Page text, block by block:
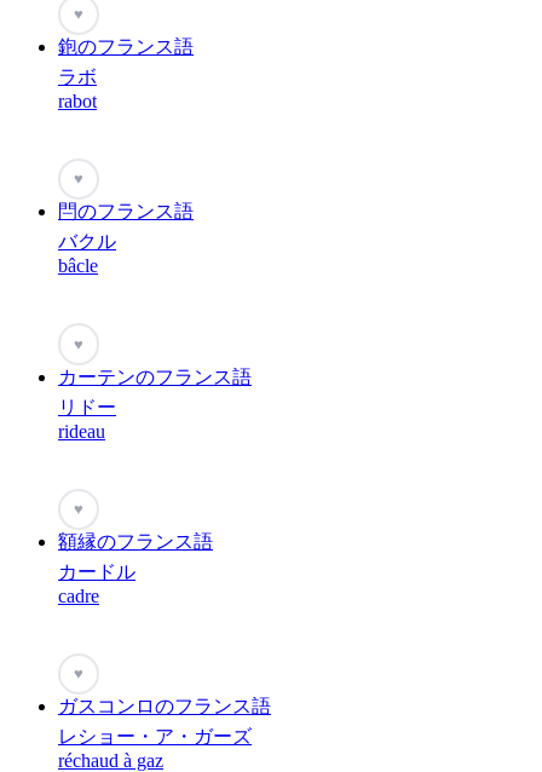
♥
鉋のフランス語
ラボ
rabot
♥
閂のフランス語
バクル
bâcle
♥
カーテンのフランス語
リドー
rideau
♥
額縁のフランス語
カードル
cadre
♥
ガスコンロのフランス語
レショー・ア・ガーズ
réchaud à gaz